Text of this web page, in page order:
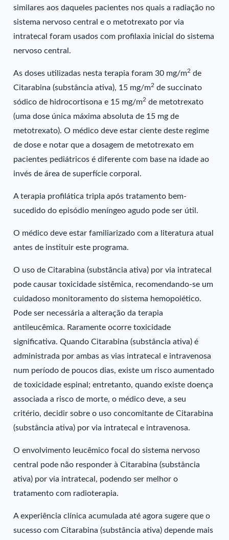
similares aos daqueles pacientes nos quais a radiação no
sistema nervoso central e o metotrexato por via
intratecal foram usados com profilaxia inicial do sistema
nervoso central.
As doses utilizadas nesta terapia foram 30 mg/m2 de
Citarabina (substância ativa), 15 mg/m2 de succinato
sódico de hidrocortisona e 15 mg/m2 de metotrexato
(uma dose única máxima absoluta de 15 mg de
metotrexato). O médico deve estar ciente deste regime
de dose e notar que a dosagem de metotrexato em
pacientes pediátricos é diferente com base na idade ao
invés de área de superfície corporal.
A terapia profilática tripla após tratamento bem-
sucedido do episódio meníngeo agudo pode ser útil.
O médico deve estar familiarizado com a literatura atual
antes de instituir este programa.
O uso de Citarabina (substância ativa) por via intratecal
pode causar toxicidade sistêmica, recomendando-se um
cuidadoso monitoramento do sistema hemopoiético.
Pode ser necessária a alteração da terapia
antileucêmica. Raramente ocorre toxicidade
significativa. Quando Citarabina (substância ativa) é
administrada por ambas as vias intratecal e intravenosa
num período de poucos dias, existe um risco aumentado
de toxicidade espinal; entretanto, quando existe doença
associada a risco de morte, o médico deve, a seu
critério, decidir sobre o uso concomitante de Citarabina
(substância ativa) por via intratecal e intravenosa.
O envolvimento leucêmico focal do sistema nervoso
central pode não responder à Citarabina (substância
ativa) por via intratecal, podendo ser melhor o
tratamento com radioterapia.
A experiência clínica acumulada até agora sugere que o
sucesso com Citarabina (substância ativa) depende mais